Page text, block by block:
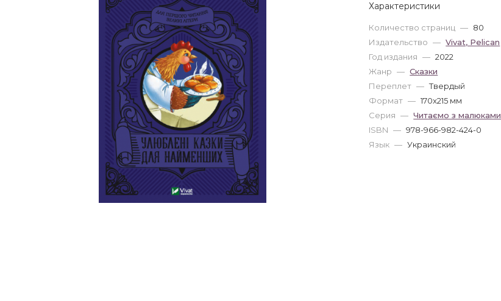
Характеристики
Количество страниц — 80
Издательство — Vivat, Pelican
Год издания — 2022
Жанр — Сказки
Переплет — Твердый
Формат — 170x215 мм
Серия — Читаємо з малюками
ISBN — 978-966-982-424-0
Язык — Украинский